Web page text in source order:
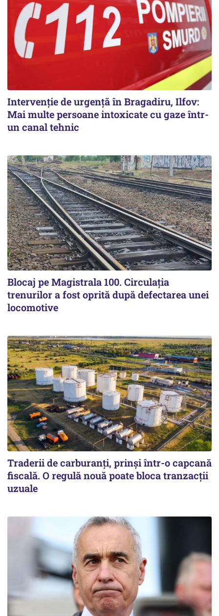
Intervenție de urgență în Bragadiru, Ilfov:
Mai multe persoane intoxicate cu gaze într-
un canal tehnic
Blocaj pe Magistrala 100. Circulația
trenurilor a fost oprită după defectarea unei
locomotive
Traderii de carburanți, prinși într-o capcană
fiscală. O regulă nouă poate bloca tranzacții
uzuale